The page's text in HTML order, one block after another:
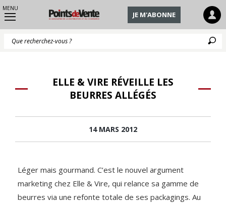
MENU
JE M'ABONNE
ELLE & VIRE RÉVEILLE LES
BEURRES ALLÉGÉS
14 MARS 2012
Léger mais gourmand. C’est le nouvel argument
marketing chez Elle & Vire, qui relance sa gamme de
beurres via une refonte totale de ses packagings. Au